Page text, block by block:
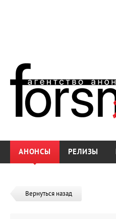
АНОНСЫ РЕЛИЗЫ
Вернуться назад